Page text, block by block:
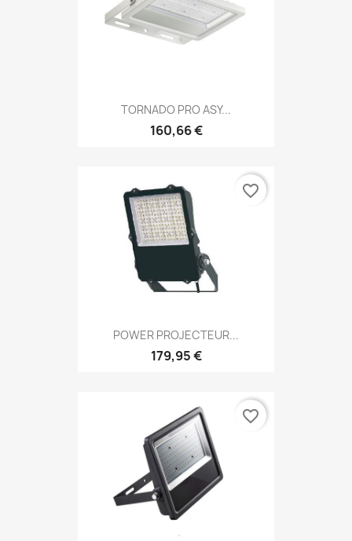
TORNADO PRO ASY...
160,66 €
POWER PROJECTEUR...
179,95 €
favorite_border
favorite_border